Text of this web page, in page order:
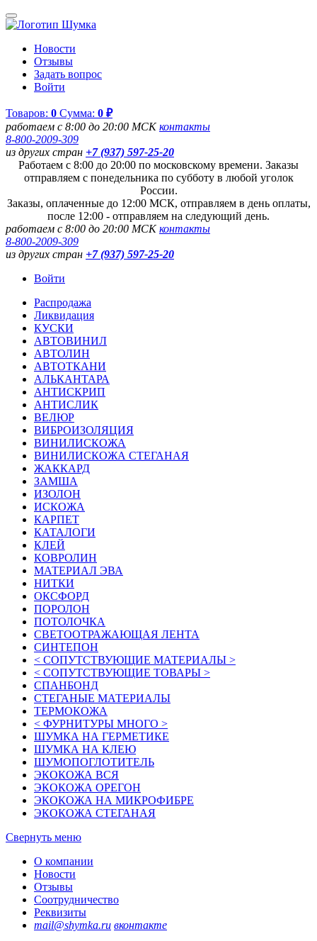
Новости
Отзывы
Задать вопрос
Войти
Товаров: 0 Сумма: 0 ₽
работаем с 8:00 до 20:00 МСКконтакты
8-800-2009-309
из других стран +7 (937) 597-25-20
Работаем с 8:00 до 20:00 по московскому времени. Заказы
отправляем с понедельника по субботу в любой уголок
России.
Заказы, оплаченные до 12:00 МСК, отправляем в день оплаты,
после 12:00 - отправляем на следующий день.
работаем с 8:00 до 20:00 МСКконтакты
8-800-2009-309
из других стран +7 (937) 597-25-20
Войти
Распродажа
Ликвидация
КУСКИ
АВТОВИНИЛ
АВТОЛИН
АВТОТКАНИ
АЛЬКАНТАРА
АНТИСКРИП
АНТИСЛИК
ВЕЛЮР
ВИБРОИЗОЛЯЦИЯ
ВИНИЛИСКОЖА
ВИНИЛИСКОЖА СТЕГАНАЯ
ЖАККАРД
ЗАМША
ИЗОЛОН
ИСКОЖА
КАРПЕТ
КАТАЛОГИ
КЛЕЙ
КОВРОЛИН
МАТЕРИАЛ ЭВА
НИТКИ
ОКСФОРД
ПОРОЛОН
ПОТОЛОЧКА
СВЕТООТРАЖАЮЩАЯ ЛЕНТА
СИНТЕПОН
< СОПУТСТВУЮЩИЕ МАТЕРИАЛЫ >
< СОПУТСТВУЮЩИЕ ТОВАРЫ >
СПАНБОНД
СТЕГАНЫЕ МАТЕРИАЛЫ
ТЕРМОКОЖА
< ФУРНИТУРЫ МНОГО >
ШУМКА НА ГЕРМЕТИКЕ
ШУМКА НА КЛЕЮ
ШУМОПОГЛОТИТЕЛЬ
ЭКОКОЖА ВСЯ
ЭКОКОЖА ОРЕГОН
ЭКОКОЖА НА МИКРОФИБРЕ
ЭКОКОЖА СТЕГАНАЯ
Свернуть меню
О компании
Новости
Отзывы
Соотрудничество
Реквизиты
mail@shymka.ru вконтакте